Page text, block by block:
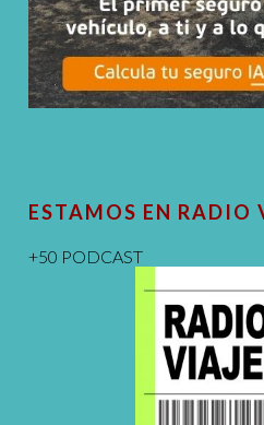
ESTAMOS EN RADIO
+50 PODCAST